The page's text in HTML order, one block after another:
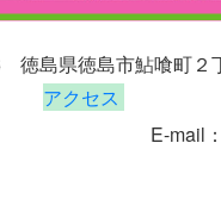
徳島県徳島市鮎喰
アクセス